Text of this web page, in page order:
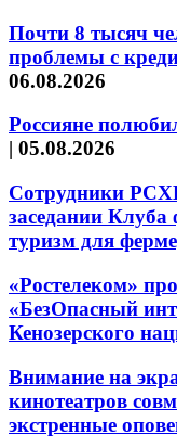
Почти 8 тысяч
проблемы с
06.08.2026
Россияне
| 05.08.2026
Сотрудники
заседании
туризм для
«Ростелеком»
«БезОпасный
Кенозерского
Внимание на
кинотеатров
экстренные